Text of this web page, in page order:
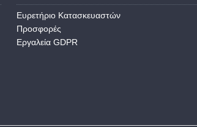
Ευρετήριο Κατασκευαστών
Προσφορές
Εργαλεία GDPR